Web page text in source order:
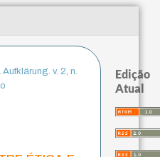
v. 2, n.
Edição
Atual